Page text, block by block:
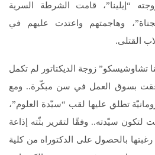
“إيلينا”، قامت الشرطة السرية
وهاجمتهم واعتدت عليهم في
القتلى.
تشاوشيسكو” زوجة الديكتاتور لم تكمل
التحقت بسوق العمل في سن مبكّرة.. ومع
تطلق عليها لقب “سيّدة العلوم”،
سيّدته.. وفقًا لتقرير بثّته إذاعة
عام 1984، فإن رغبتها بالحصول على الدكتوراه من كلية